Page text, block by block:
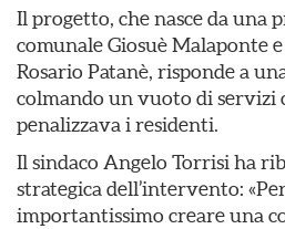
Il progetto, che nasce da una
comunale Giosuè Malaponte
Rosario Patanè, risponde a
colmando un vuoto di servizi
penalizzava i residenti.
Il sindaco Angelo Torrisi ha
strategica dell’intervento:
importantissimo creare una